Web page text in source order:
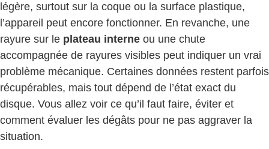
légère, surtout sur la coque ou la surface plastique,
l’appareil peut encore fonctionner. En revanche, une
rayure sur le plateau interne ou une chute
accompagnée de rayures visibles peut indiquer un vrai
problème mécanique. Certaines données restent parfois
récupérables, mais tout dépend de l’état exact du
disque. Vous allez voir ce qu’il faut faire, éviter et
comment évaluer les dégâts pour ne pas aggraver la
situation.